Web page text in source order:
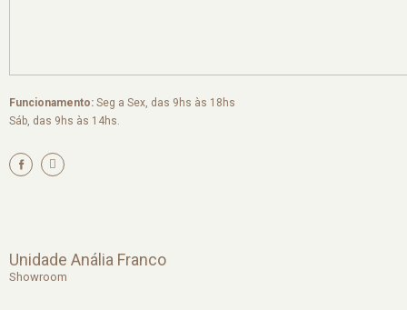
Funcionamento: Seg a Sex, das 9hs às 18hs
Sáb, das 9hs às 14hs.
I
n
s
m
Unidade Anália Franco
Showroom